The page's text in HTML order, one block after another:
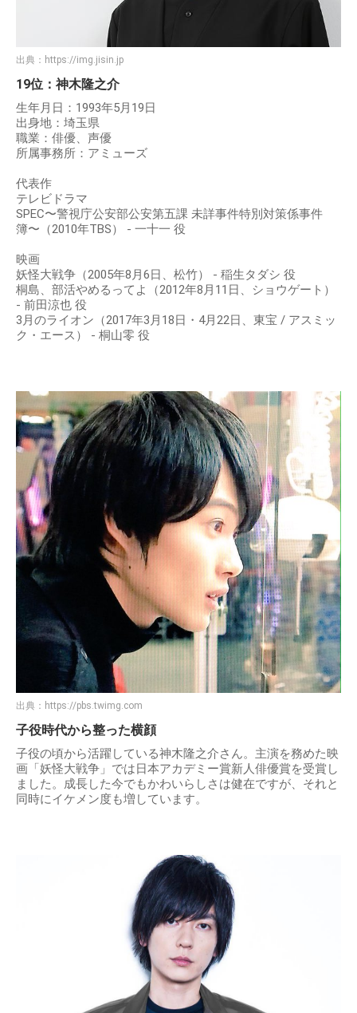
出典： https://img.jisin.jp
19位：神木隆之介
生年月日：1993年5月19日
出身地：埼玉県
職業：俳優、声優
所属事務所：アミューズ
代表作
テレビドラマ
SPEC〜警視庁公安部公安第五課 未詳事件特別対策係事件
簿〜（2010年TBS） - 一十一 役
映画
妖怪大戦争（2005年8月6日、松竹） - 稲生タダシ 役
桐島、部活やめるってよ（2012年8月11日、ショウゲート）
- 前田涼也 役
3月のライオン（2017年3月18日・4月22日、東宝 / アスミッ
ク・エース） - 桐山零 役
出典： https://pbs.twimg.com
子役時代から整った横顔
子役の頃から活躍している神木隆之介さん。主演を務めた映
画「妖怪大戦争」では日本アカデミー賞新人俳優賞を受賞し
ました。成長した今でもかわいらしさは健在ですが、それと
同時にイケメン度も増しています。